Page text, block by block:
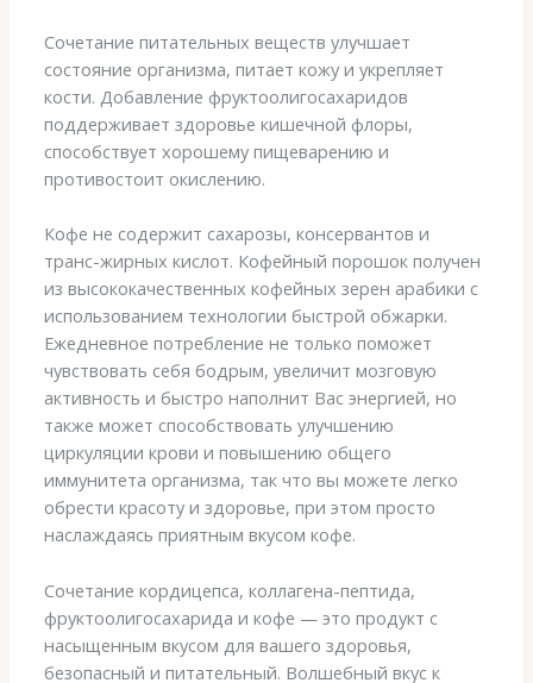
Сочетание питательных веществ улучшает
состояние организма, питает кожу и укрепляет
кости. Добавление фруктоолигосахаридов
поддерживает здоровье кишечной флоры,
способствует хорошему пищеварению и
противостоит окислению.
Кофе не содержит сахарозы, консервантов и
транс-жирных кислот. Кофейный порошок получен
из высококачественных кофейных зерен арабики с
использованием технологии быстрой обжарки.
Ежедневное потребление не только поможет
чувствовать себя бодрым, увеличит мозговую
активность и быстро наполнит Вас энергией, но
также может способствовать улучшению
циркуляции крови и повышению общего
иммунитета организма, так что вы можете легко
обрести красоту и здоровье, при этом просто
наслаждаясь приятным вкусом кофе.
Сочетание кордицепса, коллагена-пептида,
фруктоолигосахарида и кофе — это продукт с
насыщенным вкусом для вашего здоровья,
безопасный и питательный. Волшебный вкус к